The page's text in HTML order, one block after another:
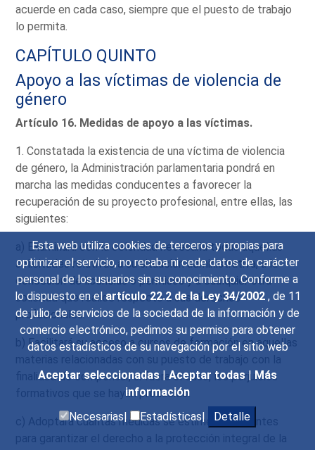
Esta web utiliza cookies de terceros y propias para
optimizar el servicio, no recaba ni cede datos de carácter
personal de los usuarios sin su conocimiento. Conforme a
lo dispuesto en elartículo 22.2 de la Ley 34/2002 , de 11
de julio, de servicios de la sociedad de la información y de
comercio electrónico, pedimos su permiso para obtener
datos estadísticos de su navegación por el sitio web
Aceptar seleccionadas|Aceptar todas |Más
información
Necesarias|
Estadísticas| Detalle
acuerde en cada caso, siempre que el puesto de trabajo
lo permita.
CAPÍTULO QUINTO
Apoyo a las víctimas de violencia de
género
Artículo 16. Medidas de apoyo a las víctimas.
1. Constatada la existencia de una víctima de violencia
de género, la Administración parlamentaria pondrá en
marcha las medidas conducentes a favorecer la
recuperación de su proyecto profesional, entre ellas, las
siguientes:
a) Examinará con la celeridad necesaria todas aquellas
solicitudes relativas a su situación administrativa, a la
concesión de licencias o permisos y a cualquier otra
solicitud que realice respecto a sus derechos
profesionales.
b) Facilitará su acceso a cursos de formación en aquellas
materias relacionadas con su puesto de trabajo con la
finalidad de compensar, si fuera el caso, los perjuicios
formativos que se hayan producido.
c) Adoptará cuantas medidas se estimen pertinentes
para garantizar el derecho a la protección integral de la